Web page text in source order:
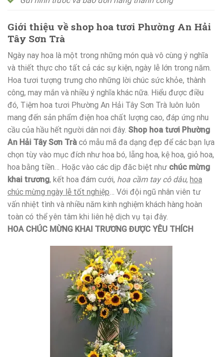
Giới thiệu về shop hoa tươi Phường An Hải
Tây Sơn Trà
Ngày nay hoa là một trong những món quà vô cùng ý nghĩa
và thiết thực cho tất cả các sự kiện, ngày lễ lớn trong năm.
Hoa tươi tượng trưng cho những lời chúc sức khỏe, thành
công, may mắn và nhiều ý nghĩa khác nữa. Hiểu được điều
đó, Tiệm hoa tươi Phường An Hải Tây Sơn Trà luôn luôn
mang đến sản phẩm điện hoa chất lượng cao, đáp ứng nhu
cầu của hầu hết người dân nơi đây. Shop hoa tươi Phường
An Hải Tây Sơn Trà có mẫu mã đa dạng đẹp để các bạn lựa
chọn tùy vào mục đích như hoa bó, lẵng hoa, kệ hoa, giỏ hoa,
hoa bằng tiền… Hoặc vào các dịp đăc biệt như chúc mừng
khai trương, kết hoa đám cưới, hoa cầm tay cô dâu, hoa
chúc mừng ngày lễ tốt nghiệp… Với đội ngũ nhân viên tư
vấn nhiệt tình và nhiều năm kinh nghiệm khách hàng hoàn
toàn có thể yên tâm khi liên hệ dịch vụ tại đây.
HOA CHÚC MỪNG KHAI TRƯƠNG ĐƯỢC YÊU THÍCH